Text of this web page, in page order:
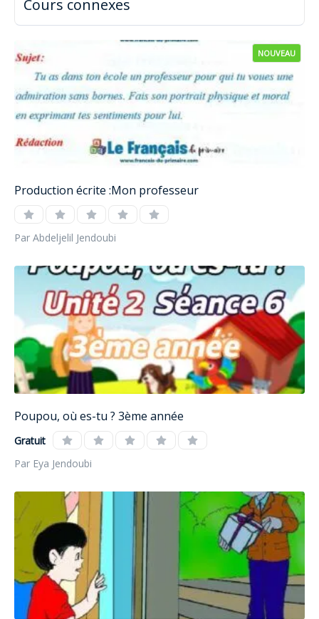
Cours connexes
NOUVEAU
Production écrite :Mon professeur
Par Abdeljelil Jendoubi
Poupou, où es-tu ? 3ème année
Gratuit
Par Eya Jendoubi